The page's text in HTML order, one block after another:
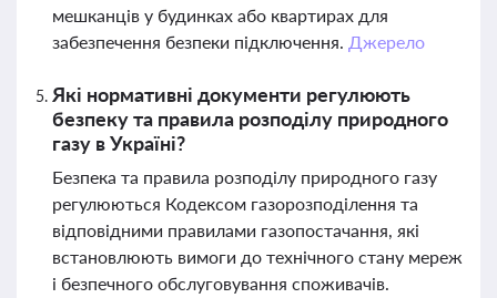
мешканців у будинках або квартирах для
забезпечення безпеки підключення. Джерело
Які нормативні документи регулюють
безпеку та правила розподілу природного
газу в Україні?
Безпека та правила розподілу природного газу
регулюються Кодексом газорозподілення та
відповідними правилами газопостачання, які
встановлюють вимоги до технічного стану мереж
і безпечного обслуговування споживачів.